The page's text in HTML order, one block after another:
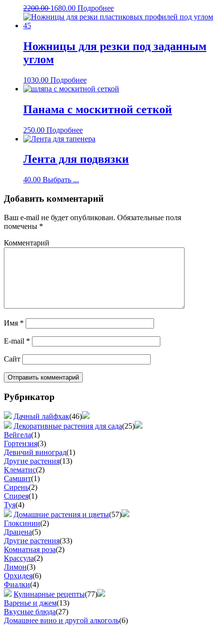
2200.00 1680.00 Подробнее
Ножницы для резки под заданным
углом
1030.00 Подробнее
Панама с москитной сеткой
250.00 Подробнее
Лента для подвязки
40.00 Выбрать ...
Добавить комментарий
Ваш e-mail не будет опубликован. Обязательные поля
помечены *
Комментарий
Имя *
E-mail *
Сайт
Рубрикатор
Дачный лайфхак(46)
Декоративные растения для сада(25)
Вейгела(1)
Гортензия(3)
Девичий виноград(1)
Другие растения(13)
Клематис(2)
Самшит(1)
Сирень(2)
Спирея(1)
Туя(4)
Домашние растения и цветы(57)
Глоксинии(2)
Драцена(5)
Другие растения(33)
Комнатная роза(2)
Крассула(2)
Лимон(3)
Орхидея(6)
Фиалки(4)
Кулинарные рецепты(77)
Варенье и джем(13)
Вкусные блюда(27)
Домашнее вино и другой алкоголь(6)